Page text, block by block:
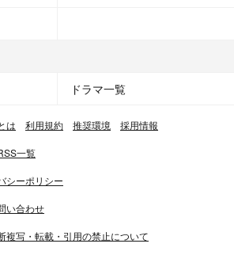
ドラマ一覧
は 利用規約 推奨環境 採用情報
一覧
シーポリシー
い合わせ
複写・転載・引用の禁止について